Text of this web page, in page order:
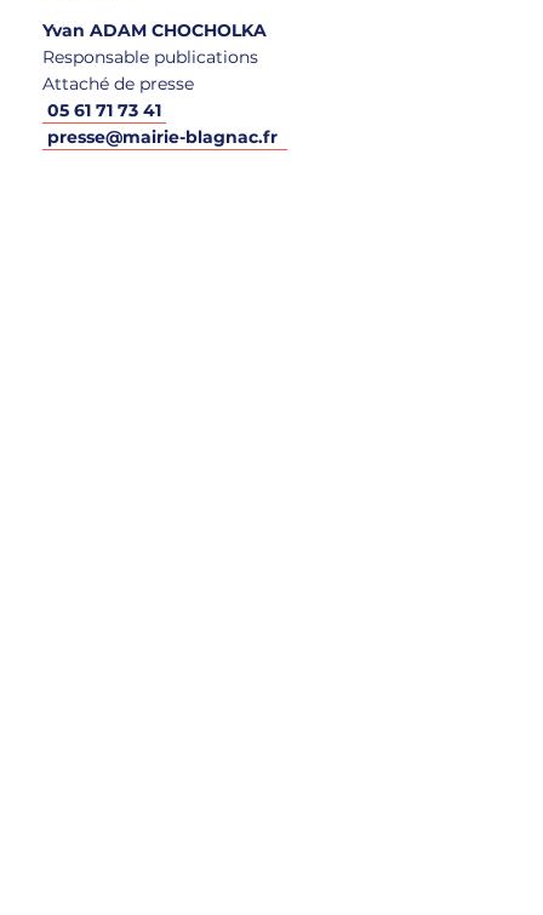
Yvan ADAM CHOCHOLKA
Responsable publications
Attaché de presse
05 61 71 73 41
presse@mairie-blagnac.fr